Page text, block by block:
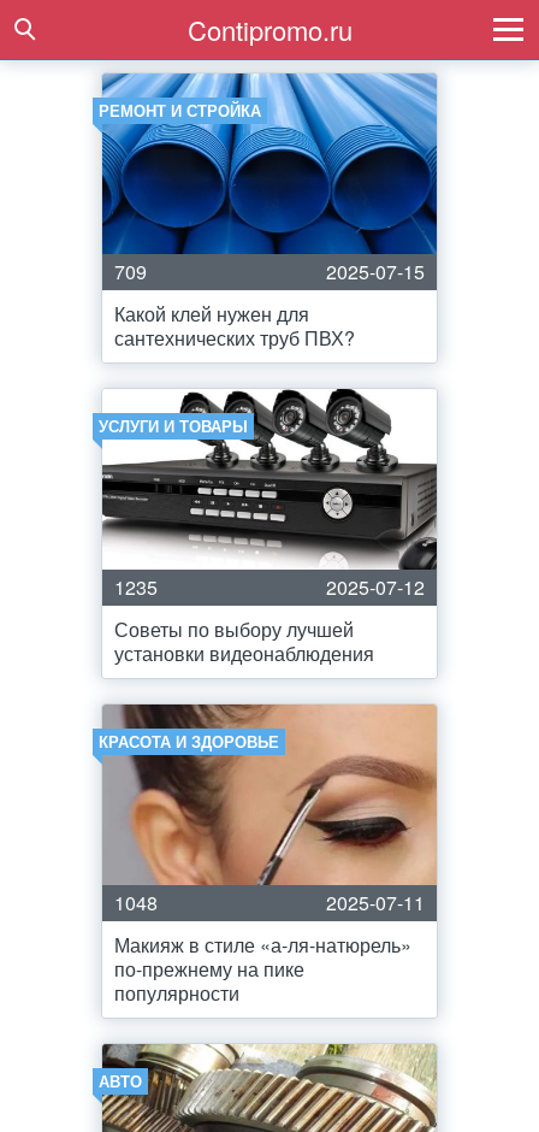
Contipromo.ru
РЕМОНТ И СТРОЙКА
709
2025-07-15
Какой клей нужен для
сантехнических труб ПВХ?
УСЛУГИ И ТОВАРЫ
1235
2025-07-12
Советы по выбору лучшей
установки видеонаблюдения
КРАСОТА И ЗДОРОВЬЕ
1048
2025-07-11
Макияж в стиле «а-ля-натюрель»
по-прежнему на пике
популярности
АВТО